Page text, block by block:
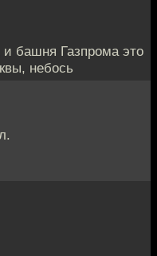
башня Газпрома это
небось